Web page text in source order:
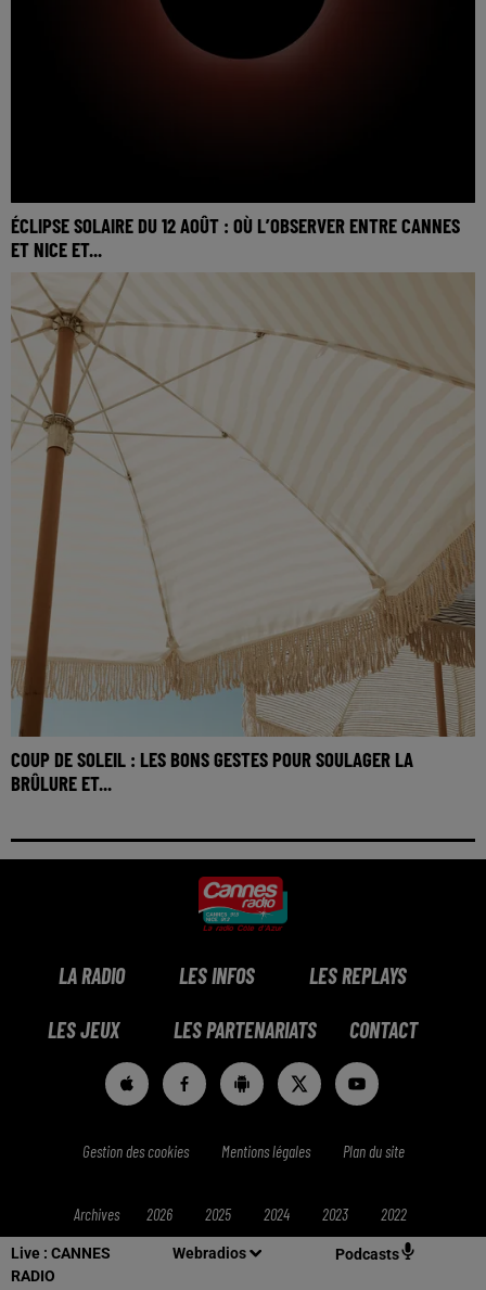
Live : CANNES
RADIO
Webradios Podcasts
ÉCLIPSE SOLAIRE DU 12 AOÛT : OÙ L’OBSERVER ENTRE CANNES
ET NICE ET...
COUP DE SOLEIL : LES BONS GESTES POUR SOULAGER LA
BRÛLURE ET...
LA RADIO LES INFOS LES REPLAYS
LES JEUX LES PARTENARIATS CONTACT
Gestion des cookies Mentions légales Plan du site
Archives 2026 2025 2024 2023 2022